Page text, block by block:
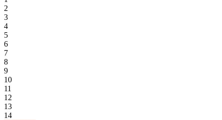
2
3
4
5
6
7
8
9
10
11
12
13
14